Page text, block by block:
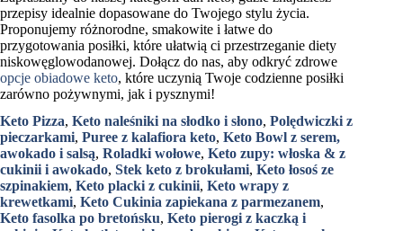
przepisy idealnie dopasowane do Twojego stylu życia.
Proponujemy różnorodne, smakowite i łatwe do
przygotowania posiłki, które ułatwią ci przestrzeganie diety
niskowęglowodanowej. Dołącz do nas, aby odkryć zdrowe
opcje obiadowe keto, które uczynią Twoje codzienne posiłki
zarówno pożywnymi, jak i pysznymi!
Keto Pizza, Keto naleśniki na słodko i słono, Polędwiczki z
pieczarkami, Puree z kalafiora keto, Keto Bowl z serem,
awokado i salsą, Roladki wołowe, Keto zupy: włoska & z
cukinii i awokado, Stek keto z brokułami, Keto łosoś ze
szpinakiem, Keto placki z cukinii, Keto wrapy z
krewetkami, Keto Cukinia zapiekana z parmezanem,
Keto fasolka po bretońsku, Keto pierogi z kaczką i